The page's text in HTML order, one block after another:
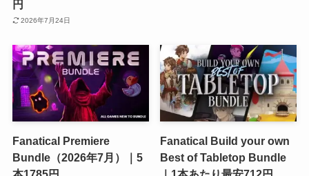
円
2026年7月24日
Fanatical Premiere
Bundle（2026年7月）｜5
Fanatical Build your own
Best of Tabletop Bundle